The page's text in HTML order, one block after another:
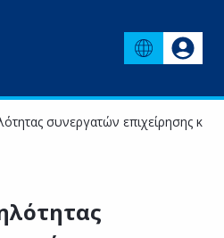
συνεργατών επιχείρησης